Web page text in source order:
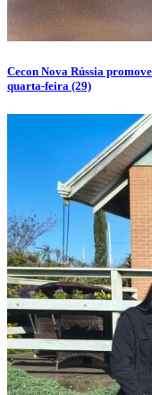
Cecon Nova Rússia
quarta-feira (29)